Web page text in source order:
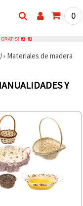
0
› Materiales de madera
Y